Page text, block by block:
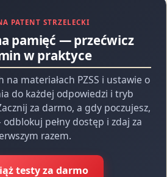
PATENT STRZELECKI
pamięć — przećwicz
w praktyce
materiałach PZSS i ustawie o
do każdej odpowiedzi i tryb
za darmo, a gdy poczujesz,
pełny dostęp i zdaj za
razem.
testy za darmo